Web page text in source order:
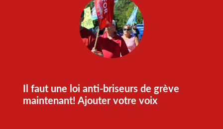
Il faut une loi anti-briseurs de grève
maintenant! Ajouter votre voix